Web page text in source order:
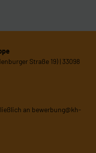
Straße 19) | 33098
an bewerbung@kh-